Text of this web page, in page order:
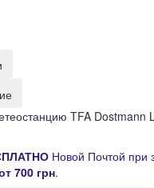
TFA Dostmann
Новой Почтой при
700 грн.